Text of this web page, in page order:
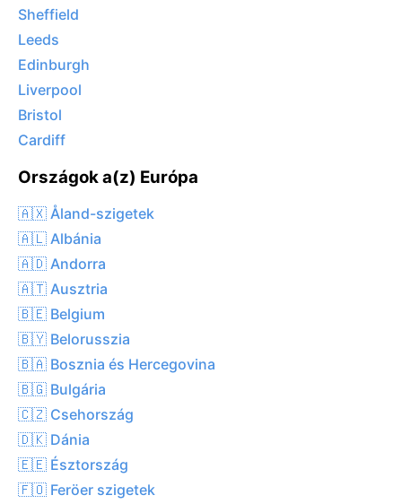
Sheffield
Leeds
Edinburgh
Liverpool
Bristol
Cardiff
Országok a(z) Európa
🇦🇽 Åland-szigetek
🇦🇱 Albánia
🇦🇩 Andorra
🇦🇹 Ausztria
🇧🇪 Belgium
🇧🇾 Belorusszia
🇧🇦 Bosznia és Hercegovina
🇧🇬 Bulgária
🇨🇿 Csehország
🇩🇰 Dánia
🇪🇪 Észtország
🇫🇴 Feröer szigetek